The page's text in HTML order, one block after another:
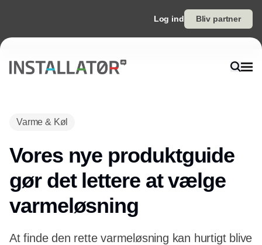
Log ind Bliv partner
Varme & Køl
Vores nye produktguide
gør det lettere at vælge
varmeløsning
At finde den rette varmeløsning kan hurtigt blive